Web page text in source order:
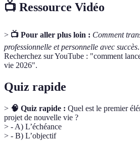
📺 Ressource Vidéo
> 📺 Pour aller plus loin : Comment
professionnelle et personnelle avec succès.
Recherchez sur YouTube : "comment
vie 2026".
Quiz rapide
> 🧠 Quiz rapide : Quel est le premier
projet de nouvelle vie ?
> - A) L’échéance
> - B) L’objectif